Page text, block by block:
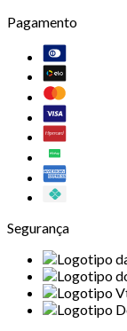
Pagamento
Segurança